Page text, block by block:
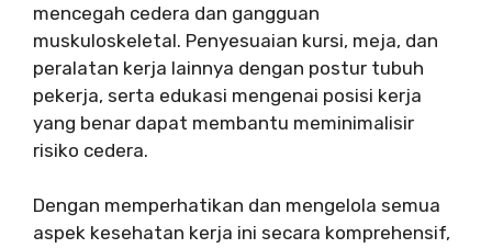
mencegah cedera dan gangguan
muskuloskeletal. Penyesuaian kursi, meja, dan
peralatan kerja lainnya dengan postur tubuh
pekerja, serta edukasi mengenai posisi kerja
yang benar dapat membantu meminimalisir
risiko cedera.
Dengan memperhatikan dan mengelola semua
aspek kesehatan kerja ini secara komprehensif,